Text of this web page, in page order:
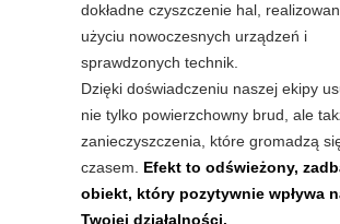
dokładne czyszczenie hal,
użyciu nowoczesnych urządzeń i
sprawdzonych technik.
Dzięki doświadczeniu naszej ekipy
nie tylko powierzchowny brud, ale
zanieczyszczenia, które gromadzą
czasem. Efekt to odświeżony,
obiekt, który pozytywnie wpływa
Twojej działalności.